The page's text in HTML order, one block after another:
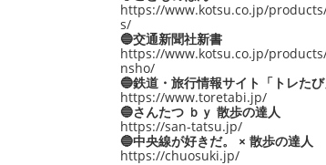
https://www.kotsu.co.jp/
s/
🔵交通新聞社新書
https://www.kotsu.co.jp/
nsho/
🔵鉄道・旅行情報サイト「トレたび
https://www.toretabi.jp/
🔵さんたつ ｂｙ 散歩の達人
https://san-tatsu.jp/
🔵中央線が好きだ。 × 散歩の達人
https://chuosuki.jp/